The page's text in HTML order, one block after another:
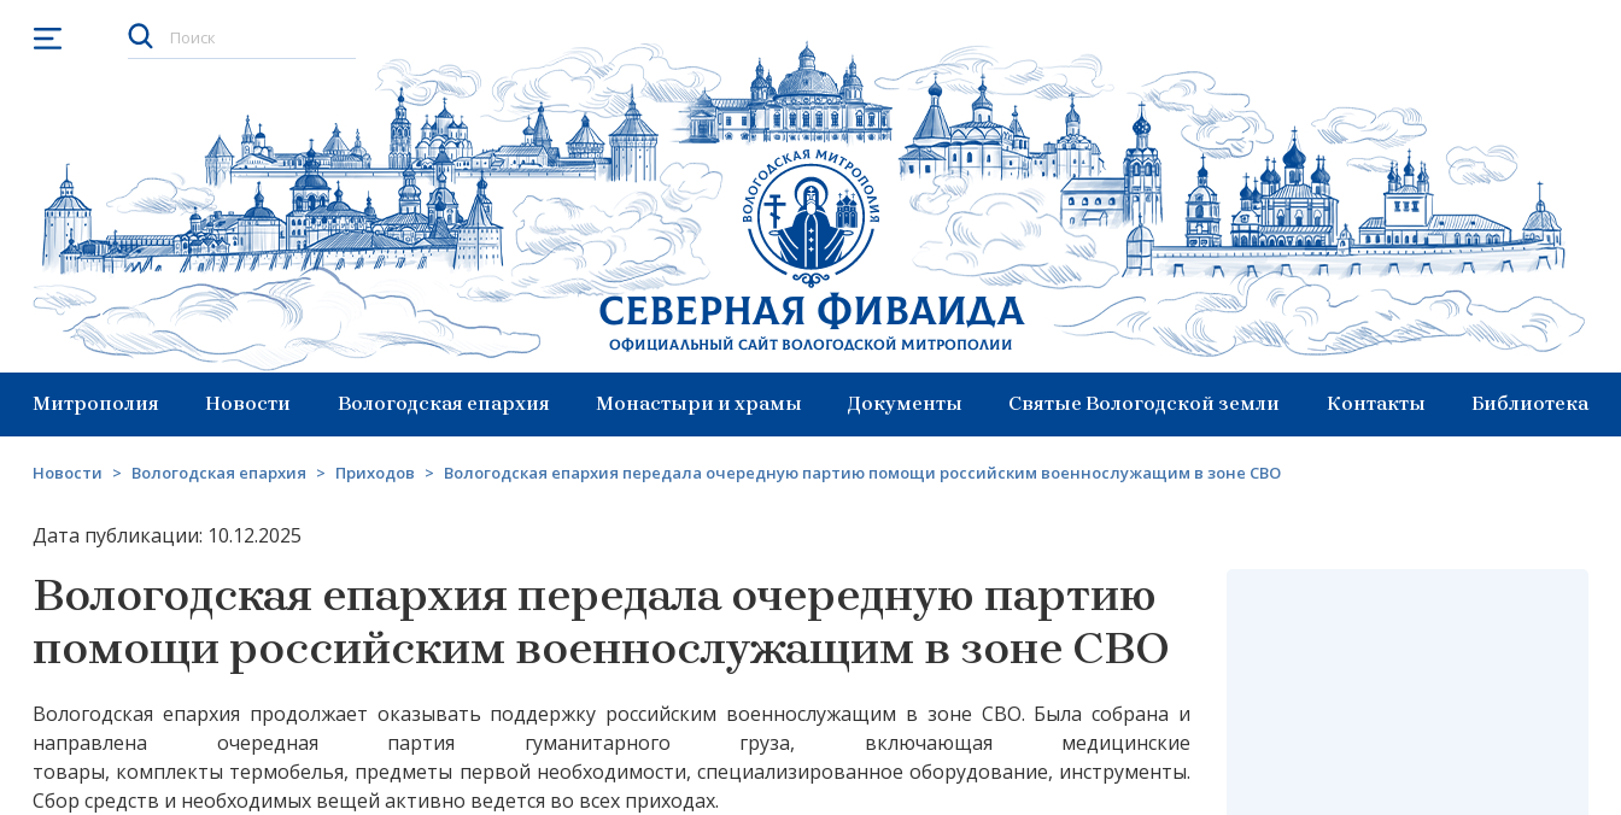
Открыть меню
Северная Фиваида
Официальный сайт Вологодской митрополии
Митрополия Новости Вологодская епархия Монастыри и храмы Документы Святые Вологодской земли Контакты Библиотека
Новости > Вологодская епархия > Приходов > Вологодская епархия передала очередную партию помощи российским военнослужащим в зоне СВО
Дата публикации: 10.12.2025
Вологодская епархия передала очередную партию
помощи российским военнослужащим в зоне СВО
Вологодская епархия продолжает оказывать поддержку российским военнослужащим в зоне СВО. Была собрана и
направлена очередная партия гуманитарного груза, включающая медицинские
товары, комплекты термобелья, предметы первой необходимости, специализированное оборудование, инструменты.
Сбор средств и необходимых вещей активно ведется во всех приходах.